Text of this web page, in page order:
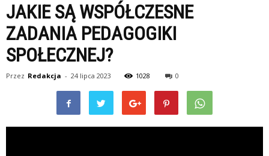
JAKIE SĄ WSPÓŁCZESNE
ZADANIA PEDAGOGIKI
SPOŁECZNEJ?
Przez Redakcja - 24 lipca 2023 1028 0